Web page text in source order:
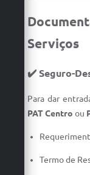
Serviços
✔️ Seguro-
Para dar
PAT Centro ou
Termo de